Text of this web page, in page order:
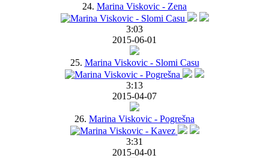
24. Marina Viskovic - Zena
3:03
2015-06-01
25. Marina Viskovic - Slomi Casu
3:13
2015-04-07
26. Marina Viskovic - Pogrešna
3:31
2015-04-01